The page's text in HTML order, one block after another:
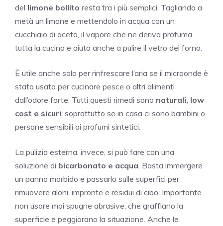
del limone bollito resta tra i più semplici. Tagliando a
metà un limone e mettendolo in acqua con un
cucchiaio di aceto, il vapore che ne deriva profuma
tutta la cucina e aiuta anche a pulire il vetro del forno.
È utile anche solo per rinfrescare l’aria se il microonde è
stato usato per cucinare pesce o altri alimenti
dall’odore forte. Tutti questi rimedi sono naturali, low
cost e sicuri, soprattutto se in casa ci sono bambini o
persone sensibili ai profumi sintetici.
La pulizia esterna, invece, si può fare con una
soluzione di bicarbonato e acqua. Basta immergere
un panno morbido e passarlo sulle superfici per
rimuovere aloni, impronte e residui di cibo. Importante
non usare mai spugne abrasive, che graffiano la
superficie e peggiorano la situazione. Anche le